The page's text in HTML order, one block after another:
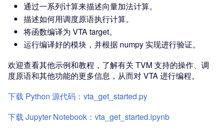
通过一系列计算来描述向量加法计算。
描述如何用调度原语执行计算。
将函数编译为 VTA target。
运行编译好的模块，并根据 numpy 实现进行验证。
欢迎查看其他示例和教程，了解有关 TVM 支持的操作、调
度原语和其他功能的更多信息，从而对 VTA 进行编程。
下载 Python 源代码：vta_get_started.py
下载 Jupyter Notebook：vta_get_started.ipynb